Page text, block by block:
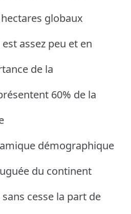
globaux
assez peu et en
de la
60% de la
démographique
du continent
cesse la part de